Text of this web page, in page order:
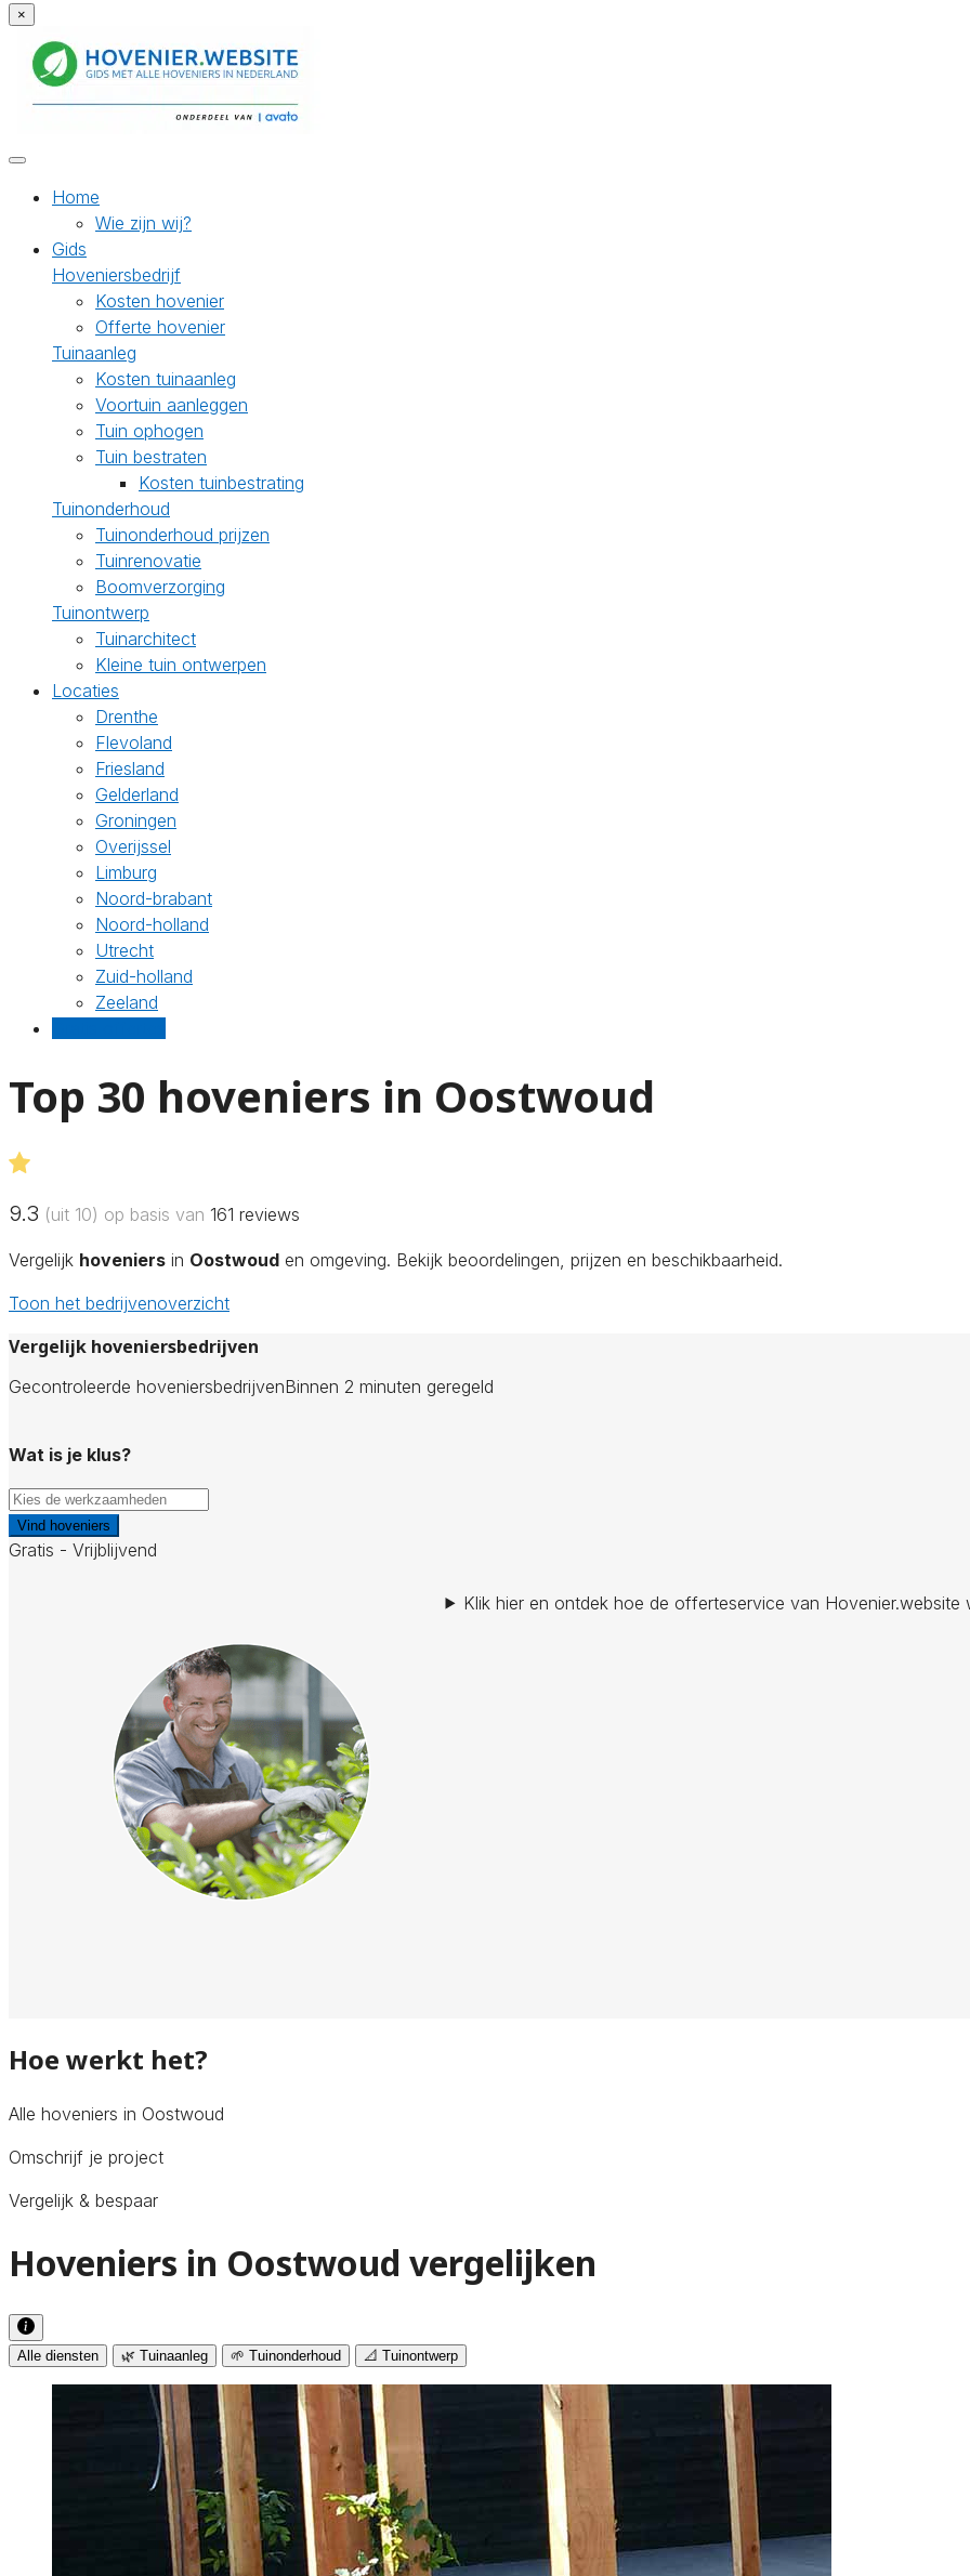
×
Home
Wie zijn wij?
Gids
Hoveniersbedrijf
Kosten hovenier
Offerte hovenier
Tuinaanleg
Kosten tuinaanleg
Voortuin aanleggen
Tuin ophogen
Tuin bestraten
Kosten tuinbestrating
Tuinonderhoud
Tuinonderhoud prijzen
Tuinrenovatie
Boomverzorging
Tuinontwerp
Tuinarchitect
Kleine tuin ontwerpen
Locaties
Drenthe
Flevoland
Friesland
Gelderland
Groningen
Overijssel
Limburg
Noord-brabant
Noord-holland
Utrecht
Zuid-holland
Zeeland
Top 30 hoveniers in Oostwoud
9.3 (uit 10) op basis van 161 reviews
Vergelijk hoveniers in Oostwoud en omgeving. Bekijk beoordelingen, prijzen en beschikbaarheid.
Toon het bedrijvenoverzicht
Vergelijk hoveniersbedrijven
Gecontroleerde hoveniersbedrijvenBinnen 2 minuten geregeld
Wat is je klus?
Vind hoveniers
Gratis - Vrijblijvend
Klik hier en ontdek hoe de offerteservice van Hovenier.website
Hoe werkt het?
Alle hoveniers in Oostwoud
Omschrijf je project
Vergelijk & bespaar
Hoveniers in Oostwoud vergelijken
Alle diensten 🌿 Tuinaanleg 🌱 Tuinonderhoud 📐 Tuinontwerp